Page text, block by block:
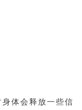
体会释放一些信